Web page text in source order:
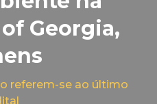
Georgia,
referem-se ao último